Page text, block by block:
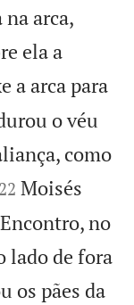
arca,
ela a
a arca para
o véu
como


22 Moisés
no
lado de fora
os pães da